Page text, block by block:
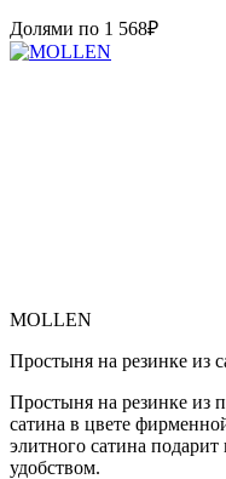
Долями по 1 568₽
MOLLEN
Простыня на резинке из
Простыня на резинке из
сатина в цвете
элитного сатина
удобством.